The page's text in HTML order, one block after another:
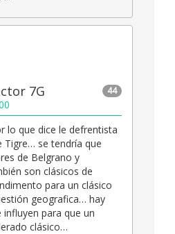
44
7G
lo que dice le defrentista
Tigre… se tendría que
de Belgrano y
son clásicos de
para un clásico
geografica… hay
para que un
clásico…